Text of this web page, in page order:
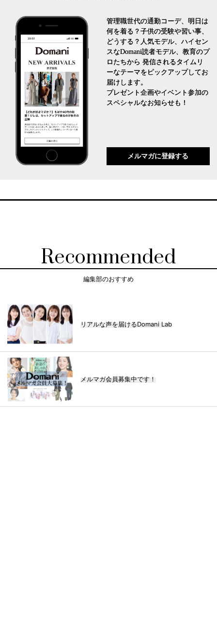
とは
FASHION
優木まおみさん「女の時間
割。」
【ワーママのきれいめカジ
FASHION
管理職世代の通勤コーデ、明日は
何を着る？子供の受験や習い事、
どうする？人気モデル、ハイセン
スなDomani読者モデル、教育のプ
ロたちから 発信されるタイムリ
ーなテーマをピックアップしてお
届けします。
プレゼント企画やイベント参加の
スペシャルなお知らせも！
メルマガに登録する
Recommended
編集部のおすすめ
リアルな声を届けるDomani Lab
メルマガ会員募集中です！